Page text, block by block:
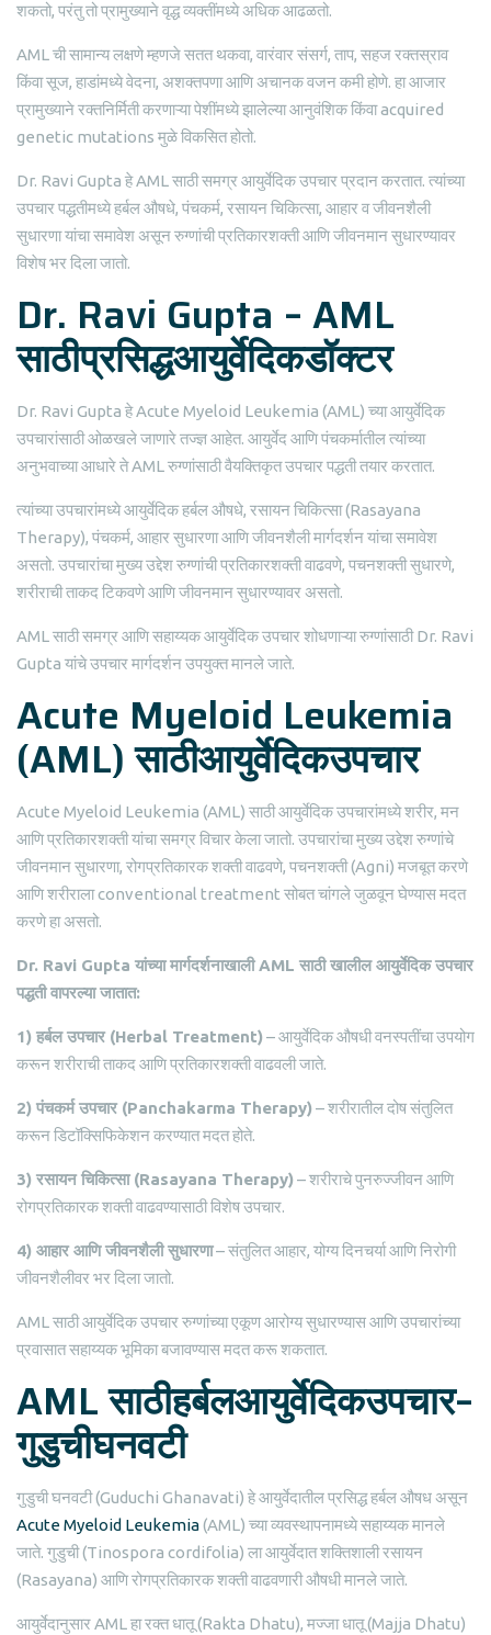
शकतो, परंतु तो प्रामुख्याने वृद्ध व्यक्तींमध्ये अधिक आढळतो.
AML ची सामान्य लक्षणे म्हणजे सतत थकवा, वारंवार संसर्ग, ताप, सहज रक्तस्राव
किंवा सूज, हाडांमध्ये वेदना, अशक्तपणा आणि अचानक वजन कमी होणे. हा आजार
प्रामुख्याने रक्तनिर्मिती करणाऱ्या पेशींमध्ये झालेल्या आनुवंशिक किंवा acquired
genetic mutations मुळे विकसित होतो.
Dr. Ravi Gupta हे AML साठी समग्र आयुर्वेदिक उपचार प्रदान करतात. त्यांच्या
उपचार पद्धतीमध्ये हर्बल औषधे, पंचकर्म, रसायन चिकित्सा, आहार व जीवनशैली
सुधारणा यांचा समावेश असून रुग्णांची प्रतिकारशक्ती आणि जीवनमान सुधारण्यावर
विशेष भर दिला जातो.
Dr. Ravi Gupta – AML
साठीप्रसिद्धआयुर्वेदिकडॉक्टर
Dr. Ravi Gupta हे Acute Myeloid Leukemia (AML) च्या आयुर्वेदिक
उपचारांसाठी ओळखले जाणारे तज्ज्ञ आहेत. आयुर्वेद आणि पंचकर्मातील त्यांच्या
अनुभवाच्या आधारे ते AML रुग्णांसाठी वैयक्तिकृत उपचार पद्धती तयार करतात.
त्यांच्या उपचारांमध्ये आयुर्वेदिक हर्बल औषधे, रसायन चिकित्सा (Rasayana
Therapy), पंचकर्म, आहार सुधारणा आणि जीवनशैली मार्गदर्शन यांचा समावेश
असतो. उपचारांचा मुख्य उद्देश रुग्णांची प्रतिकारशक्ती वाढवणे, पचनशक्ती सुधारणे,
शरीराची ताकद टिकवणे आणि जीवनमान सुधारण्यावर असतो.
AML साठी समग्र आणि सहाय्यक आयुर्वेदिक उपचार शोधणाऱ्या रुग्णांसाठी Dr. Ravi
Gupta यांचे उपचार मार्गदर्शन उपयुक्त मानले जाते.
Acute Myeloid Leukemia
(AML) साठीआयुर्वेदिकउपचार
Acute Myeloid Leukemia (AML) साठी आयुर्वेदिक उपचारांमध्ये शरीर, मन
आणि प्रतिकारशक्ती यांचा समग्र विचार केला जातो. उपचारांचा मुख्य उद्देश रुग्णांचे
जीवनमान सुधारणा, रोगप्रतिकारक शक्ती वाढवणे, पचनशक्ती (Agni) मजबूत करणे
आणि शरीराला conventional treatment सोबत चांगले जुळवून घेण्यास मदत
करणे हा असतो.
Dr. Ravi Gupta यांच्या मार्गदर्शनाखाली AML साठी खालील आयुर्वेदिक उपचार
पद्धती वापरल्या जातात:
1) हर्बल उपचार(Herbal Treatment)– आयुर्वेदिक औषधी वनस्पतींचा उपयोग
करून शरीराची ताकद आणि प्रतिकारशक्ती वाढवली जाते.
2) पंचकर्म उपचार(Panchakarma Therapy)– शरीरातील दोष संतुलित
करून डिटॉक्सिफिकेशन करण्यात मदत होते.
3) रसायन चिकित्सा(Rasayana Therapy)– शरीराचे पुनरुज्जीवन आणि
रोगप्रतिकारक शक्ती वाढवण्यासाठी विशेष उपचार.
4) आहार आणि जीवनशैली सुधारणा– संतुलित आहार, योग्य दिनचर्या आणि निरोगी
जीवनशैलीवर भर दिला जातो.
AML साठी आयुर्वेदिक उपचार रुग्णांच्या एकूण आरोग्य सुधारण्यास आणि उपचारांच्या
प्रवासात सहाय्यक भूमिका बजावण्यास मदत करू शकतात.
AML साठीहर्बलआयुर्वेदिकउपचार–
गुडुचीघनवटी
गुडुची घनवटी (Guduchi Ghanavati) हे आयुर्वेदातील प्रसिद्ध हर्बल औषध असून
Acute Myeloid Leukemia(AML) च्या व्यवस्थापनामध्ये सहाय्यक मानले
जाते. गुडुची (Tinospora cordifolia) ला आयुर्वेदात शक्तिशाली रसायन
(Rasayana) आणि रोगप्रतिकारक शक्ती वाढवणारी औषधी मानले जाते.
आयुर्वेदानुसार AML हा रक्त धातू (Rakta Dhatu), मज्जा धातू (Majja Dhatu)